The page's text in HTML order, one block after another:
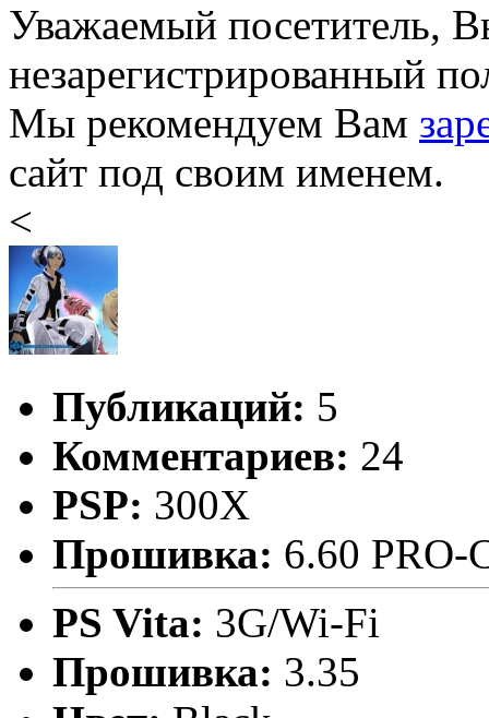
Уважаемый посетитель,
незарегистрированный
Мы рекомендуем Вам
сайт под своим именем.
<
Публикаций: 5
Комментариев: 24
PSP: 300X
Прошивка: 6.60 PRO-
PS Vita: 3G/Wi-Fi
Прошивка: 3.35